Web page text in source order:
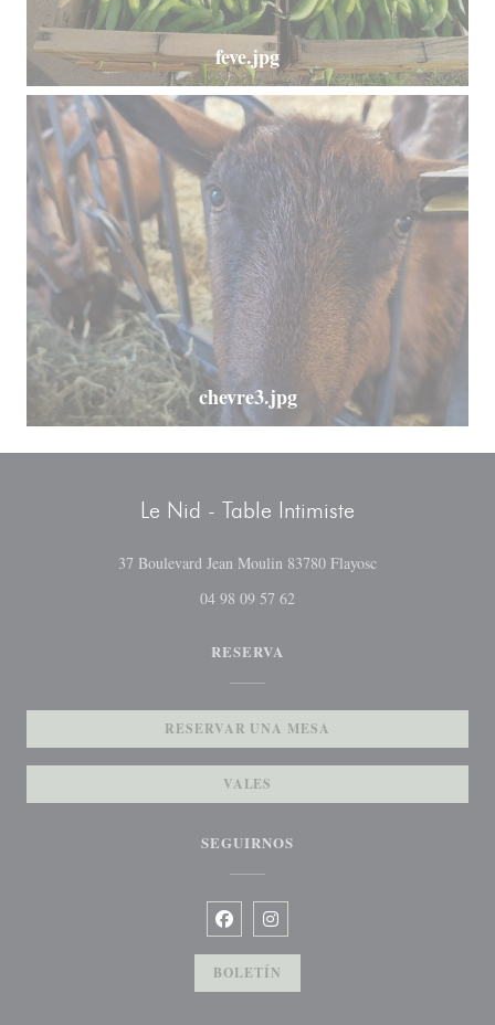
feve.jpg
chevre3.jpg
Le Nid - Table Intimiste
37 Boulevard Jean Moulin 83780 Flayosc((abre en una
04 98 09 57 62
RESERVA
RESERVAR UNA MESA
VALES
SEGUIRNOS
Facebook ((abre en una nueva
Instagram ((abre en una nueva
BOLETÍN